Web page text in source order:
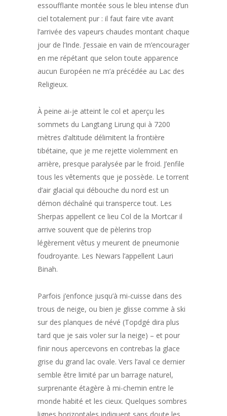
essoufflante montée sous le bleu intense d’un
ciel totalement pur : il faut faire vite avant
l’arrivée des vapeurs chaudes montant chaque
jour de l’Inde. J’essaie en vain de m’encourager
en me répétant que selon toute apparence
aucun Européen ne m’a précédée au Lac des
Religieux.
À peine ai-je atteint le col et aperçu les
sommets du Langtang Lirung qui à 7200
mètres d’altitude délimitent la frontière
tibétaine, que je me rejette violemment en
arrière, presque paralysée par le froid. J’enfile
tous les vêtements que je possède. Le torrent
d’air glacial qui débouche du nord est un
démon déchaîné qui transperce tout. Les
Sherpas appellent ce lieu Col de la Mortcar il
arrive souvent que de pèlerins trop
légèrement vêtus y meurent de pneumonie
foudroyante. Les Newars l’appellent Lauri
Binah.
Parfois j’enfonce jusqu’à mi-cuisse dans des
trous de neige, ou bien je glisse comme à ski
sur des planques de névé (Topdgé dira plus
tard que je sais voler sur la neige) – et pour
finir nous apercevons en contrebas la glace
grise du grand lac ovale. Vers l’aval ce dernier
semble être limité par un barrage naturel,
surprenante étagère à mi-chemin entre le
monde habité et les cieux. Quelques sombres